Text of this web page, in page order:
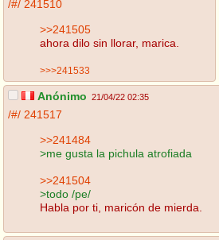
/#/ 241510
>>241505
ahora dilo sin llorar, marica.
>>>241533
Anónimo 21/04/22 02:35
/#/ 241517
>>241484
>me gusta la pichula atrofiada
>>241504
>todo /pe/
Habla por ti, maricón de mierda.